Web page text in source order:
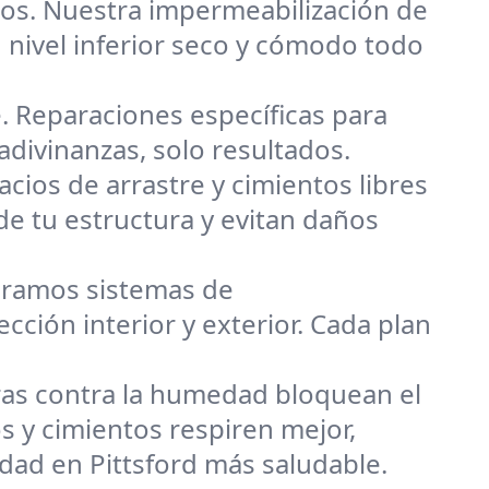
Nuestra impermeabilización de
inferior seco y cómodo todo
específicas para
solo resultados.
de arrastre y cimientos libres
tu estructura y evitan daños
sistemas de
interior y exterior. Cada plan
contra la humedad bloquean el
y cimientos respiren mejor,
en Pittsford más saludable.